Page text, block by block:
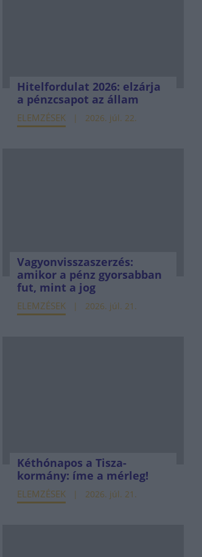
Hitelfordulat 2026: elzárja
a pénzcsapot az állam
ELEMZÉSEK 2026. júl. 22.
Vagyonvisszaszerzés:
amikor a pénz gyorsabban
fut, mint a jog
ELEMZÉSEK 2026. júl. 21.
Kéthónapos a Tisza-
kormány: íme a mérleg!
ELEMZÉSEK 2026. júl. 21.